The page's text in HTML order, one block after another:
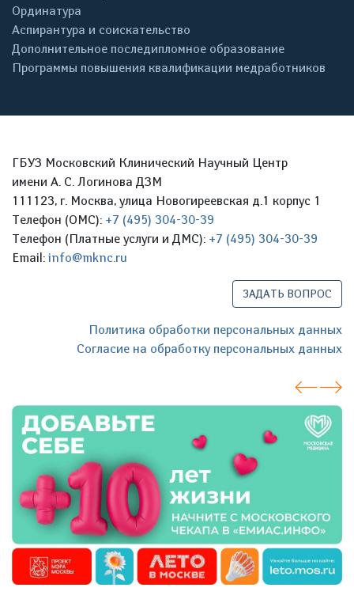
Ординатура
Аспирантура и соискательство
Дополнительное последипломное образование
Программы повышения квалификации медработников
ГБУЗ Московский Клинический Научный Центр
имени А. С. Логинова ДЗМ
111123, г. Москва, улица Новогиреевская д.1 корпус 1
Телефон (ОМС): +7 (495) 304-30-39
Телефон (Платные услуги и ДМС): +7 (495) 304-30-39
Email: info@mknc.ru
ЗАДАТЬ ВОПРОС
Политика обработки персональных данных
Согласие на обработку персональных данных